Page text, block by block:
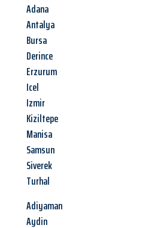
Adana
Antalya
Bursa
Derince
Erzurum
Icel
Izmir
Kiziltepe
Manisa
Samsun
Siverek
Turhal
Adiyaman
Aydin